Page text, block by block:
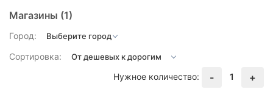
Магазины (1)
Город:
Сортировка:
Нужное количество:
- 1 +